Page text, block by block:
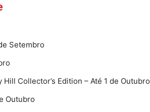
Setembro
Collector’s Edition – Até 1 de Outubro
Outubro